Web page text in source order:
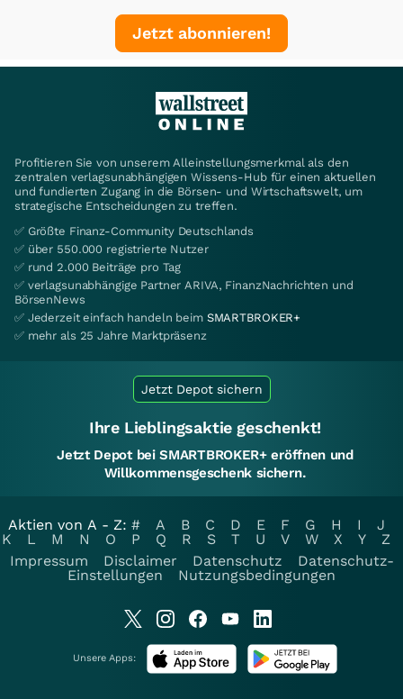
Jetzt abonnieren!
Profitieren Sie von unserem Alleinstellungsmerkmal als den
zentralen verlagsunabhängigen Wissens-Hub für einen aktuellen
und fundierten Zugang in die Börsen- und Wirtschaftswelt, um
strategische Entscheidungen zu treffen.
✅ Größte Finanz-Community Deutschlands
✅ über 550.000 registrierte Nutzer
✅ rund 2.000 Beiträge pro Tag
✅ verlagsunabhängige Partner ARIVA, FinanzNachrichten und
BörsenNews
✅ Jederzeit einfach handeln beim SMARTBROKER+
✅ mehr als 25 Jahre Marktpräsenz
Jetzt Depot sichern
Ihre Lieblingsaktie geschenkt!
Jetzt Depot bei SMARTBROKER+ eröffnen und
Willkommensgeschenk sichern.
Aktien von A - Z: # A B C D E F G H I
J
K
L M N O P Q R S T U V W X Y
Z
Impressum
Disclaimer Datenschutz
Datenschutz-
Einstellungen
Nutzungsbedingungen
Unsere Apps: